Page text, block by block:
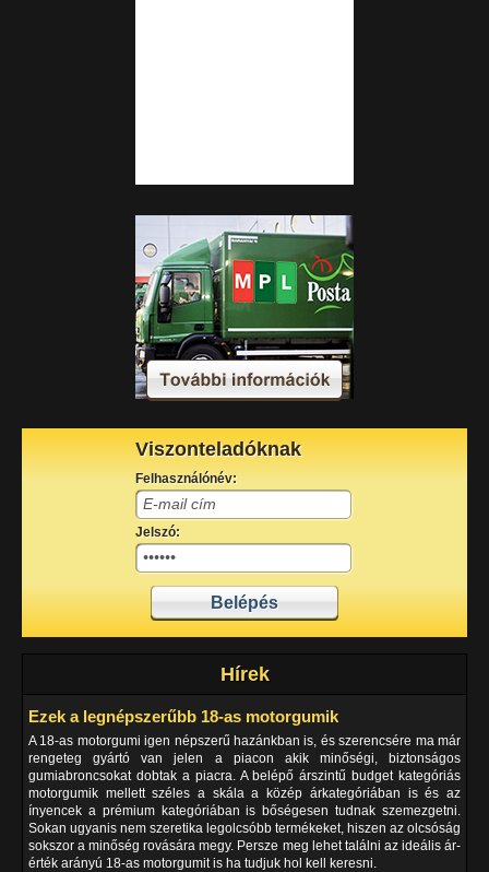
Viszonteladóknak
Felhasználónév:
Jelszó:
Hírek
Ezek a legnépszerűbb 18-as motorgumik
A 18-as motorgumi igen népszerű hazánkban is, és szerencsére ma már
rengeteg gyártó van jelen a piacon akik minőségi, biztonságos
gumiabroncsokat dobtak a piacra. A belépő árszintű budget kategóriás
motorgumik mellett széles a skála a közép árkategóriában is és az
ínyencek a prémium kategóriában is bőségesen tudnak szemezgetni.
Sokan ugyanis nem szeretika legolcsóbb termékeket, hiszen az olcsóság
sokszor a minőség rovására megy. Persze meg lehet találni az ideális ár-
érték arányú 18-as motorgumit is ha tudjuk hol kell keresni.